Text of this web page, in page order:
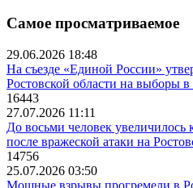
Самое просматриваемое
29.06.2026 18:48
На съезде «Единой России»
Ростовской области на выборы
16443
27.07.2026 11:11
До восьми человек увеличилось
после вражеской атаки на
14756
25.07.2026 03:50
Мощные взрывы прогремели в